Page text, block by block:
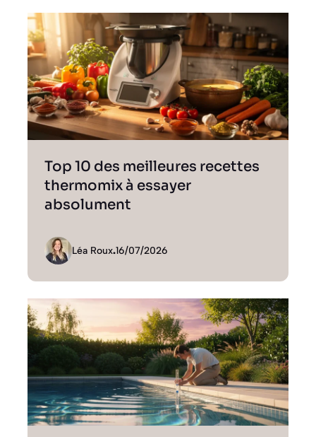
Top 10 des meilleures recettes
thermomix à essayer
absolument
Léa Roux.16/07/2026